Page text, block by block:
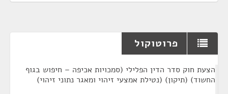
פרוטוקול
הצעת חוק סדר הדין הפלילי (סמכויות אכיפה – חיפוש בגוף
החשוד) (תיקון) (נטילת אמצעי זיהוי ומאגר נתוני זיהוי)